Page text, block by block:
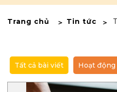
Trang chủ Tin tức
Tất cả bài viết Hoạt động